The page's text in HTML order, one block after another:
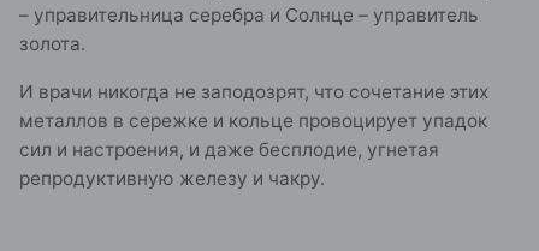
– управительница серебра и Солнце – управитель
золота.
И врачи никогда не заподозрят, что сочетание этих
металлов в сережке и кольце провоцирует упадок
сил и настроения, и даже бесплодие, угнетая
репродуктивную железу и чакру.